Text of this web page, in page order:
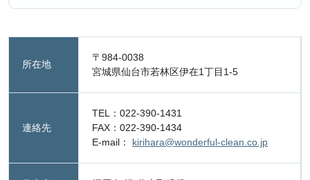
所在地
〒984-0038
宮城県仙台市若林区伊在1丁目1-5
連絡先
TEL：022-390-1431
FAX：022-390-1434
E-mail： kirihara@wonderful-clean.co.jp